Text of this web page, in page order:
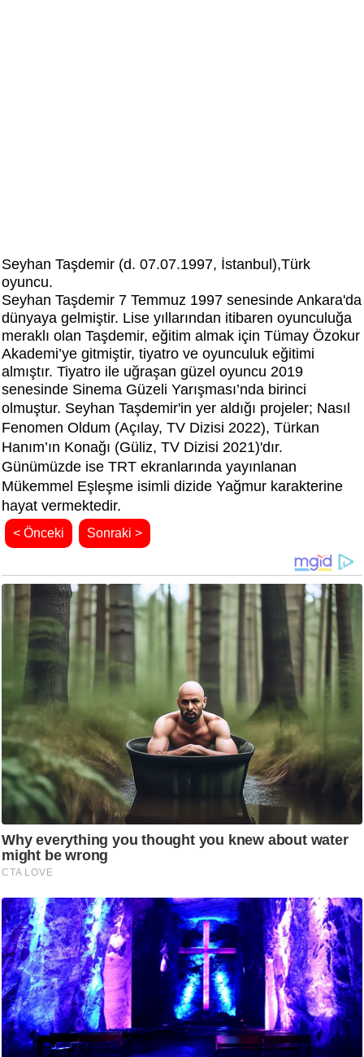
Seyhan Taşdemir (d. 07.07.1997, İstanbul),Türk
oyuncu.
Seyhan Taşdemir 7 Temmuz 1997 senesinde Ankara'da
dünyaya gelmiştir. Lise yıllarından itibaren oyunculuğa
meraklı olan Taşdemir, eğitim almak için Tümay Özokur
Akademi’ye gitmiştir, tiyatro ve oyunculuk eğitimi
almıştır. Tiyatro ile uğraşan güzel oyuncu 2019
senesinde Sinema Güzeli Yarışması’nda birinci
olmuştur. Seyhan Taşdemir'in yer aldığı projeler; Nasıl
Fenomen Oldum (Açılay, TV Dizisi 2022), Türkan
Hanım’ın Konağı (Güliz, TV Dizisi 2021)'dır.
Günümüzde ise TRT ekranlarında yayınlanan
Mükemmel Eşleşme isimli dizide Yağmur karakterine
hayat vermektedir.
< Önceki Sonraki >